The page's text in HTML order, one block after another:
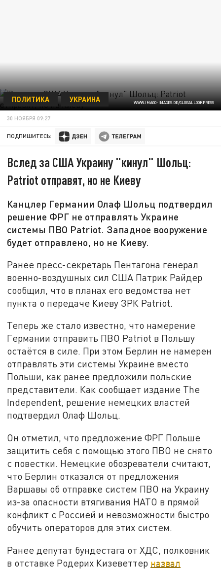
WWW.IMAGO-IMAGES.DE/GLOBALLOOKPRESS
ПОЛИТИКА УКРАИНА
30 НОЯБРЯ 09:27
ПОДПИШИТЕСЬ:
Вслед за США Украину "кинул" Шольц:
Patriot отправят, но не Киеву
Канцлер Германии Олаф Шольц подтвердил
решение ФРГ не отправлять Украине
системы ПВО Patriot. Западное вооружение
будет отправлено, но не Киеву.
Ранее пресс-секретарь Пентагона генерал
военно-воздушных сил США Патрик Райдер
сообщил, что в планах его ведомства нет
пункта о передаче Киеву ЗРК Patriot.
Теперь же стало известно, что намерение
Германии отправить ПВО Patriot в Польшу
остаётся в силе. При этом Берлин не намерен
отправлять эти системы Украине вместо
Польши, как ранее предложили польские
представители. Как сообщает издание The
Independent, решение немецких властей
подтвердил Олаф Шольц.
Он отметил, что предложение ФРГ Польше
защитить себя с помощью этого ПВО не снято
с повестки. Немецкие обозреватели считают,
что Берлин отказался от предложения
Варшавы об отправке систем ПВО на Украину
из-за опасности втягивания НАТО в прямой
конфликт с Россией и невозможности быстро
обучить операторов для этих систем.
Ранее депутат бундестага от ХДС, полковник
в отставке Родерих Кизеветтер назвал